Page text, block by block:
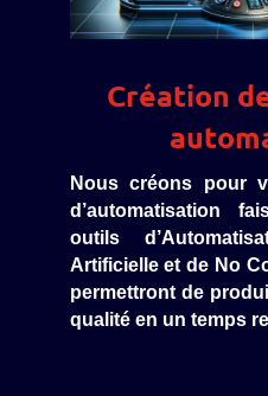
Création
Nous créons pour
d’automatisation
outils
Artificielle et de No
permettront de
qualité en un temps